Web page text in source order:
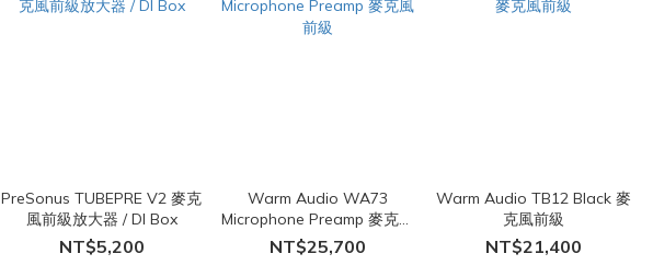
PreSonus TUBEPRE V2 麥克
風前級放大器 / DI Box
NT$5,200
Warm Audio WA73
Microphone Preamp 麥克風
前級
NT$25,700
Warm Audio TB12 Black 麥
克風前級
NT$21,400